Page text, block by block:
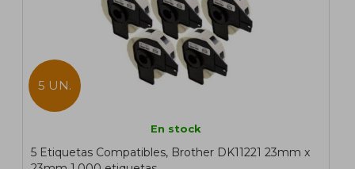
5 UN.
En stock
5 Etiquetas Compatibles, Brother DK11221 23mm x